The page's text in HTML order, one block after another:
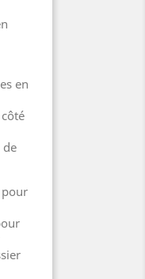
en
de